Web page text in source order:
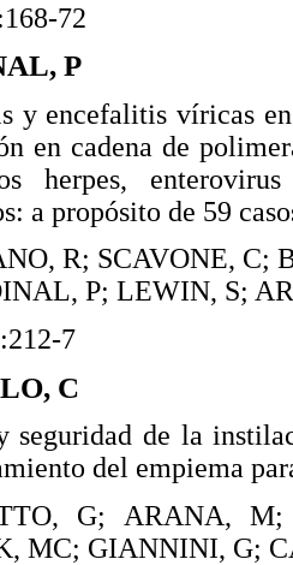
72
P
y encefalitis víricas
en cadena de
herpes,
a propósito de 59
R; SCAVONE, C;
P; LEWIN, S;
7
C
seguridad de la
del empiema
G; ARANA,
MC; GIANNINI, G;